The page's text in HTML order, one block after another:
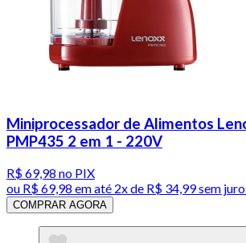
Miniprocessador de Alimentos
PMP435 2 em 1 - 220V
R$ 69,98 no PIX
ou R$ 69,98 em até 2x de R$ 34,99 sem
COMPRAR AGORA